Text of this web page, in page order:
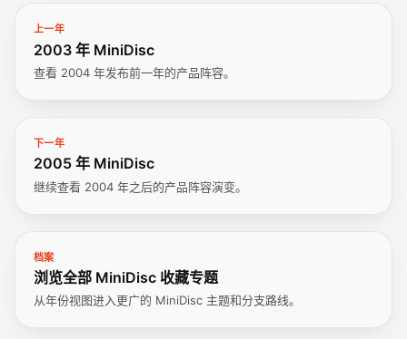
上一年
2003 年 MiniDisc
查看 2004 年发布前一年的产品阵容。
下一年
2005 年 MiniDisc
继续查看 2004 年之后的产品阵容演变。
档案
浏览全部 MiniDisc 收藏专题
从年份视图进入更广的 MiniDisc 主题和分支路线。